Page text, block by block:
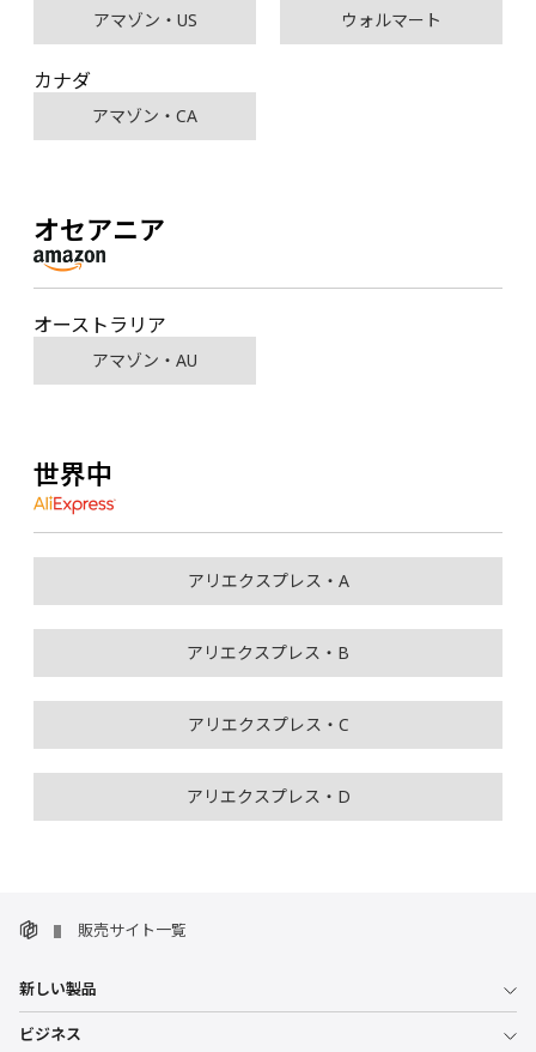
アマゾン・US ウォルマート
カナダ
アマゾン・CA
オセアニア
オーストラリア
アマゾン・AU
世界中
アリエクスプレス・A
アリエクスプレス・B
アリエクスプレス・C
アリエクスプレス・D
販売サイト一覧
新しい製品
ビジネス